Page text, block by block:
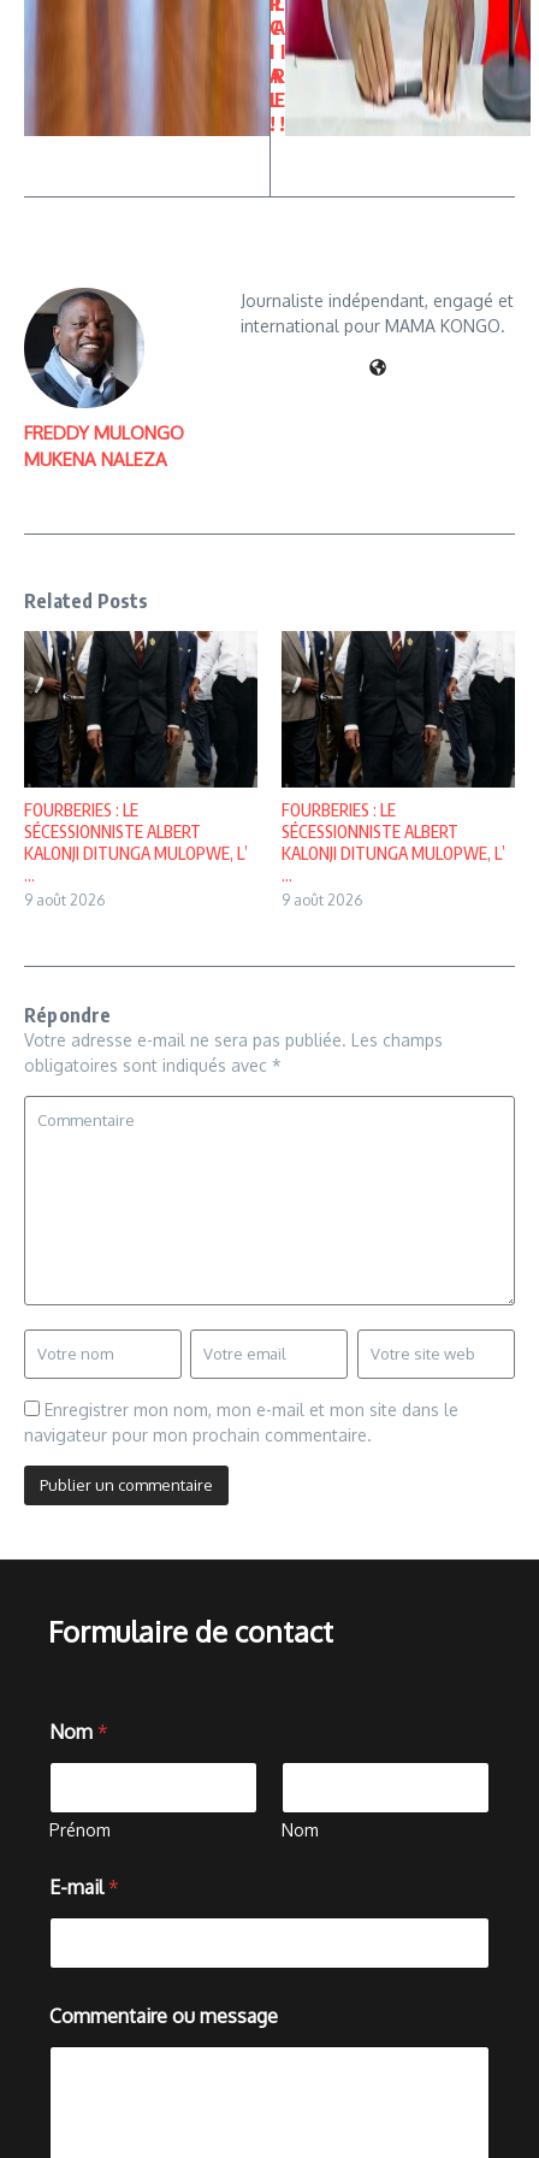
C
I
A
L
!
A
I
R
E
!
FREDDY MULONGO
MUKENA NALEZA
Journaliste indépendant, engagé et
international pour MAMA KONGO.
Related Posts
FOURBERIES : LE
SÉCESSIONNISTE ALBERT
KALONJI DITUNGA MULOPWE, L’
...
9 août 2026
FOURBERIES : LE
SÉCESSIONNISTE ALBERT
KALONJI DITUNGA MULOPWE, L’
...
9 août 2026
Répondre
Votre adresse e-mail ne sera pas publiée. Les champs
obligatoires sont indiqués avec *
Enregistrer mon nom, mon e-mail et mon site dans le
navigateur pour mon prochain commentaire.
Formulaire de contact
o
m
e
n
a
i
r
C
m
e
Nom *
Prénom Nom
E-mail *
Commentaire ou message